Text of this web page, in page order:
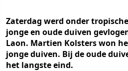
Zaterdag werd onder
jonge en oude duiven
Laon. Martien Kolsters won
jonge duiven. Bij de oude
het langste eind.